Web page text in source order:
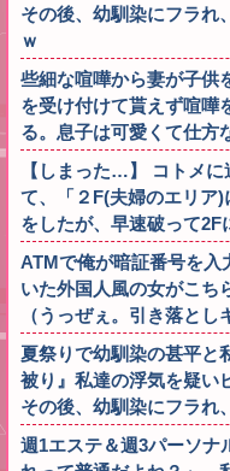
その後、幼馴染にフラれ
ｗ
些細な喧嘩から妻が子供
を受け付けて貰えず喧嘩
る。息子は可愛くて仕
【しまった…】 コトメ
て、「２F(夫婦のエリア
をしたが、早速破って2F
ATMで俺が暗証番号を入
いた外国人風の女がこち
（うっぜぇ。引き落とし
夏祭りで幼馴染の甚平と
被り』私達の浮気を疑い
その後、幼馴染にフラ
週1エステ＆週3パーソナ